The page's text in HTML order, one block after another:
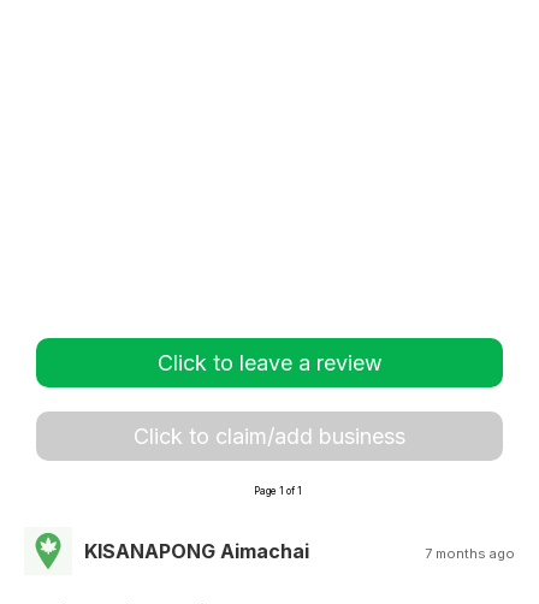
Click to leave a review
Click to claim/add business
Page 1 of 1
KISANAPONG Aimachai 7 months ago